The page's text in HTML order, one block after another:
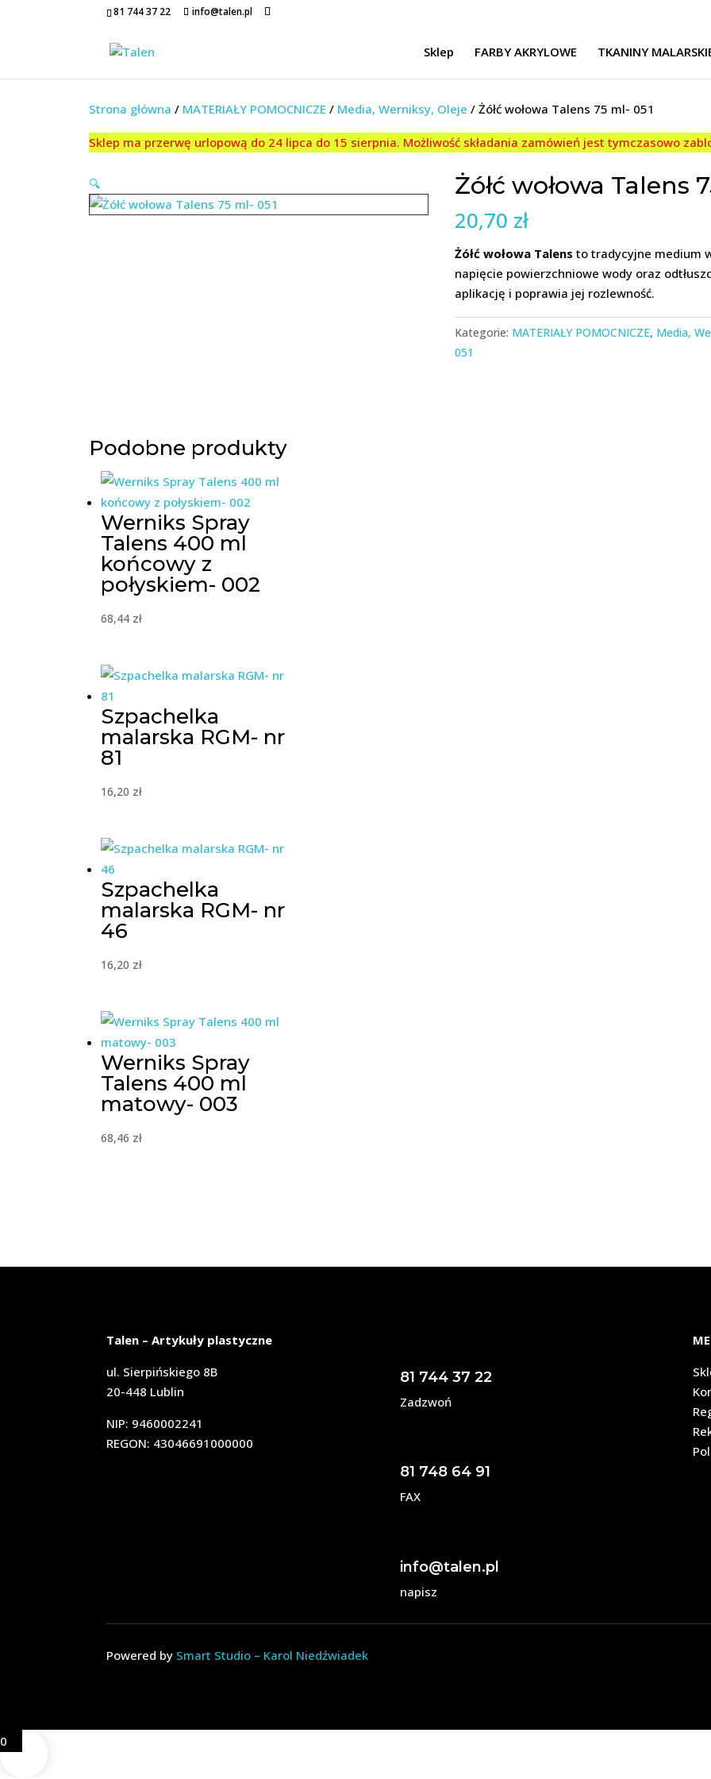
81 744 37 22 info@talen.pl
Sklep FARBY AKRYLOWE TKANINY
Strona główna / MATERIAŁY POMOCNICZE / Media, Werniksy, Oleje / Żółć wołowa Talens 75 ml- 051
Sklep ma przerwę urlopową do 24 lipca do 15 sierpnia. Możliwość składania zamówień jest tymczasowo
🔍 Żółć wołowa Talens
20,70 zł
Żółć wołowa Talens to tradycyjne medium
napięcie powierzchniowe wody oraz
aplikację i poprawia jej rozlewność.
Kategorie: MATERIAŁY POMOCNICZE, Media,
051
Podobne produkty
Werniks Spray
Talens 400 ml
końcowy z
połyskiem- 002
68,44 zł
Szpachelka
malarska RGM- nr
81
16,20 zł
Szpachelka
malarska RGM- nr
46
16,20 zł
Werniks Spray
Talens 400 ml
matowy- 003
68,46 zł
Talen – Artykuły plastyczne
ul. Sierpińskiego 8B
20-448 Lublin
NIP: 9460002241
REGON: 43046691000000
81 744 37 22
Zadzwoń
81 748 64 91
FAX
info@talen.pl
napisz
Powered by Smart Studio – Karol Niedźwiadek
0